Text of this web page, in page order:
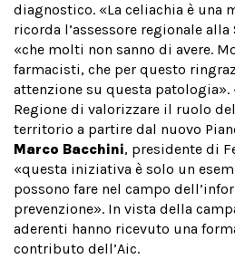
diagnostico. «La celiachia è una
ricorda l’assessore regionale alla
«che molti non sanno di avere.
farmacisti, che per questo
attenzione su questa patologia».
Regione di valorizzare il ruolo
territorio a partire dal nuovo
Marco Bacchini, presidente di
«questa iniziativa è solo un
possono fare nel campo
prevenzione». In vista della
aderenti hanno ricevuto una
contributo dell’Aic.